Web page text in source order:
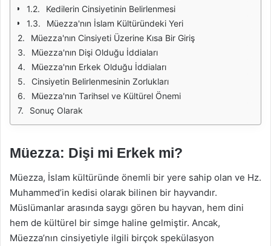
Kedilerin Cinsiyetinin Belirlenmesi
Müezza'nın İslam Kültüründeki Yeri
Müezza'nın Cinsiyeti Üzerine Kısa Bir Giriş
Müezza'nın Dişi Olduğu İddiaları
Müezza'nın Erkek Olduğu İddiaları
Cinsiyetin Belirlenmesinin Zorlukları
Müezza'nın Tarihsel ve Kültürel Önemi
Sonuç Olarak
Müezza: Dişi mi Erkek mi?
Müezza, İslam kültüründe önemli bir yere sahip olan ve Hz.
Muhammed’in kedisi olarak bilinen bir hayvandır.
Müslümanlar arasında saygı gören bu hayvan, hem dini
hem de kültürel bir simge haline gelmiştir. Ancak,
Müezza’nın cinsiyetiyle ilgili birçok spekülasyon